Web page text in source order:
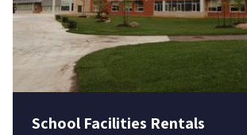
School Facilities Rentals